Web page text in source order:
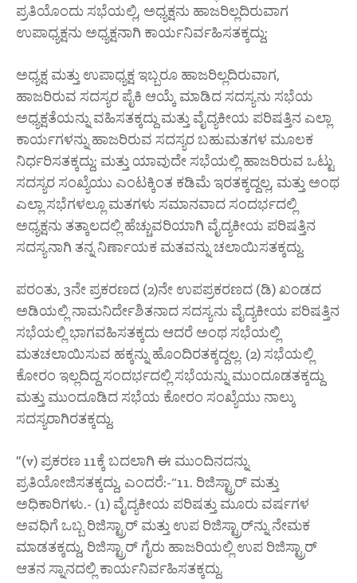
ಪ್ರತಿಯೊಂದು ಸಭೆಯಲ್ಲಿ, ಅಧ್ಯಕ್ಷನು ಹಾಜರಿಲ್ಲದಿರುವಾಗ
ಉಪಾಧ್ಯಕ್ಷನು ಅಧ್ಯಕ್ಷನಾಗಿ ಕಾರ್ಯನಿರ್ವಹಿಸತಕ್ಕದ್ದು;
ಅಧ್ಯಕ್ಷ ಮತ್ತು ಉಪಾಧ್ಯಕ್ಷ ಇಬ್ಬರೂ ಹಾಜರಿಲ್ಲದಿರುವಾಗ,
ಹಾಜರಿರುವ ಸದಸ್ಯರ ಪೈಕಿ ಆಯ್ಕೆ ಮಾಡಿದ ಸದಸ್ಯನು ಸಭೆಯ
ಅಧ್ಯಕ್ಷತೆಯನ್ನು ವಹಿಸತಕ್ಕದ್ದು ಮತ್ತು ವೈದ್ಯಕೀಯ ಪರಿಷತ್ತಿನ ಎಲ್ಲಾ
ಕಾರ್ಯಗಳನ್ನು ಹಾಜರಿರುವ ಸದಸ್ಯರ ಬಹುಮತಗಳ ಮೂಲಕ
ನಿರ್ಧರಿಸತಕ್ಕದ್ದು; ಮತ್ತು ಯಾವುದೇ ಸಭೆಯಲ್ಲಿ ಹಾಜರಿರುವ ಒಟ್ಟು
ಸದಸ್ಯರ ಸಂಖ್ಯೆಯು ಎಂಟಕ್ಕಿಂತ ಕಡಿಮೆ ಇರತಕ್ಕದ್ದಲ್ಲ, ಮತ್ತು ಅಂಥ
ಎಲ್ಲಾ ಸಭೆಗಳಲ್ಲೂ ಮತಗಳು ಸಮಾನವಾದ ಸಂದರ್ಭದಲ್ಲಿ
ಅಧ್ಯಕ್ಷನು ತತ್ಕಾಲದಲ್ಲಿ ಹೆಚ್ಚುವರಿಯಾಗಿ ವೈದ್ಯಕೀಯ ಪರಿಷತ್ತಿನ
ಸದಸ್ಯನಾಗಿ ತನ್ನ ನಿರ್ಣಾಯಕ ಮತವನ್ನು ಚಲಾಯಿಸತಕ್ಕದ್ದು.
ಪರಂತು, 3ನೇ ಪ್ರಕರಣದ (2)ನೇ ಉಪಪ್ರಕರಣದ (ಡಿ) ಖಂಡದ
ಅಡಿಯಲ್ಲಿ ನಾಮನಿರ್ದೇಶಿತನಾದ ಸದಸ್ಯನು ವೈದ್ಯಕೀಯ ಪರಿಷತ್ತಿನ
ಸಭೆಯಲ್ಲಿ ಭಾಗವಹಿಸತಕ್ಕದು ಆದರೆ ಅಂಥ ಸಭೆಯಲ್ಲಿ
ಮತಚಲಾಯಿಸುವ ಹಕ್ಕನ್ನು ಹೊಂದಿರತಕ್ಕದ್ದಲ್ಲ. (2) ಸಭೆಯಲ್ಲಿ
ಕೋರಂ ಇಲ್ಲದಿದ್ದ ಸಂದರ್ಭದಲ್ಲಿ ಸಭೆಯನ್ನು ಮುಂದೂಡತಕ್ಕದ್ದು
ಮತ್ತು ಮುಂದೂಡಿದ ಸಭೆಯ ಕೋರಂ ಸಂಖ್ಯೆಯು ನಾಲ್ಕು
ಸದಸ್ಯರಾಗಿರತಕ್ಕದ್ದು.
”(v) ಪ್ರಕರಣ 11ಕ್ಕೆ ಬದಲಾಗಿ ಈ ಮುಂದಿನದನ್ನು
ಪ್ರತಿಯೋಜಿಸತಕ್ಕದ್ದು, ಎಂದರೆ:-“11. ರಿಜಿಸ್ಟ್ರಾರ್ ಮತ್ತು
ಅಧಿಕಾರಿಗಳು.- (1) ವೈದ್ಯಕೀಯ ಪರಿಷತ್ತು ಮೂರು ವರ್ಷಗಳ
ಅವಧಿಗೆ ಒಬ್ಬ ರಿಜಿಸ್ಟ್ರಾರ್ ಮತ್ತು ಉಪ ರಿಜಿಸ್ಟ್ರಾರ್‌ನ್ನು ನೇಮಕ
ಮಾಡತಕ್ಕದ್ದು, ರಿಜಿಸ್ಟ್ರಾರ್ ಗೈರು ಹಾಜರಿಯಲ್ಲಿ ಉಪ ರಿಜಿಸ್ಟ್ರಾರ್
ಆತನ ಸ್ನಾನದಲ್ಲಿ ಕಾರ್ಯನಿರ್ವಹಿಸತಕ್ಕದ್ದು.